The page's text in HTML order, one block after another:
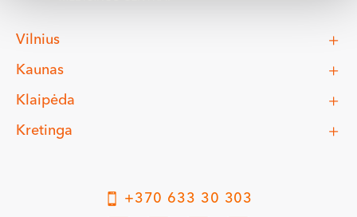
Vilnius
Kaunas
Klaipėda
Kretinga
+370 633 30 303